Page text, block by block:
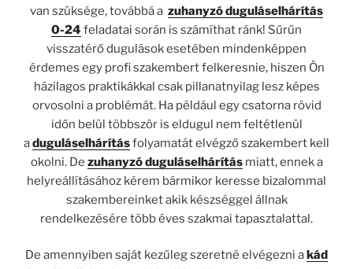
van szüksége, továbbá a zuhanyzó duguláselhárítás
0-24 feladatai során is számíthat ránk! Sűrűn
visszatérő dugulások esetében mindenképpen
érdemes egy profi szakembert felkeresnie, hiszen Ön
házilagos praktikákkal csak pillanatnyilag lesz képes
orvosolni a problémát. Ha például egy csatorna rövid
időn belül többször is eldugul nem feltétlenül
aduguláselhárításfolyamatát elvégző szakembert kell
okolni. De zuhanyzó duguláselhárításmiatt, ennek a
helyreállításához kérem bármikor keresse bizalommal
szakembereinket akik készséggel állnak
rendelkezésére több éves szakmai tapasztalattal.
De amennyiben saját kezűleg szeretné elvégezni akád